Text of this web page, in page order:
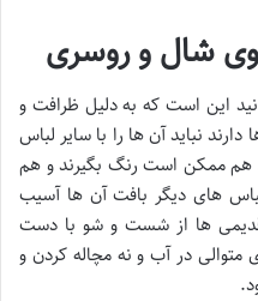
شال و روسری
این است که به دلیل ظرافت و
نباید آن ها را با سایر لباس
ممکن است رنگ بگیرند و هم
های دیگر بافت آن ها آسیب
قدیمی ها از شست و شو با دست
در آب و نه مچاله کردن و